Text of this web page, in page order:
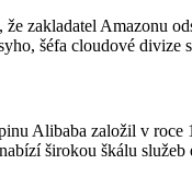
zakladatel Amazonu
šéfa cloudové divize
Alibaba založil v
širokou škálu